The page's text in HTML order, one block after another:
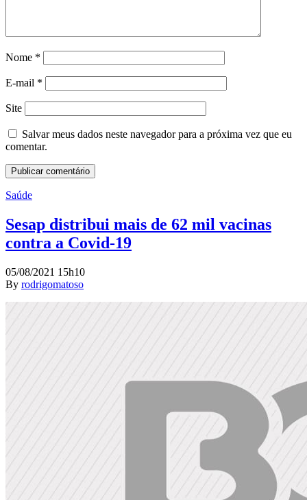
Nome *
E-mail *
Site
Salvar meus dados neste navegador para a próxima vez que eu
comentar.
Saúde
Sesap distribui mais de 62 mil vacinas
contra a Covid-19
05/08/2021 15h10
By rodrigomatoso